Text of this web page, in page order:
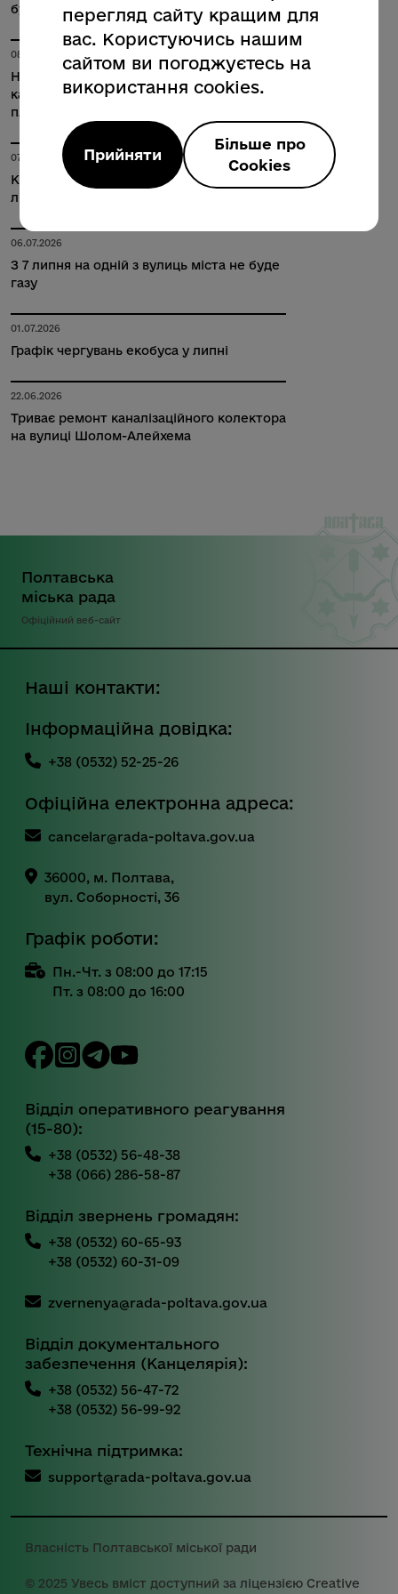
буде газу
08.07.2026
На модернізацію аварійних
каналізаційних колекторів Полтави
планують виділити 400 млн грн
07.07.2026
Картку полтавця вже отримали 280
людей пільгових категорій
06.07.2026
З 7 липня на одній з вулиць міста не буде
газу
01.07.2026
Графік чергувань екобуса у липні
22.06.2026
Триває ремонт каналізаційного колектора
на вулиці Шолом-Алейхема
Полтавська
міська рада
Офіційний веб-сайт
Наші контакти:
Інформаційна довідка:
+38 (0532) 52-25-26
Офіційна електронна адреса:
cancelar@rada-poltava.gov.ua
36000, м. Полтава,
вул. Соборності, 36
Графік роботи:
Пн.-Чт. з 08:00 до 17:15
Пт. з 08:00 до 16:00
Відділ оперативного реагування
(15-80):
+38 (0532) 56-48-38
+38 (066) 286-58-87
Відділ звернень громадян:
+38 (0532) 60-65-93
+38 (0532) 60-31-09
zvernenya@rada-poltava.gov.ua
Відділ документального
забезпечення (Канцелярія):
+38 (0532) 56-47-72
+38 (0532) 56-99-92
Технічна підтримка:
support@rada-poltava.gov.ua
Власність Полтавської міської ради
© 2025 Увесь вміст доступний за ліцензією Creative
перегляд сайту кращим для
вас. Користуючись нашим
сайтом ви погоджуєтесь на
використання cookies.
Прийняти
Більше про
Cookies